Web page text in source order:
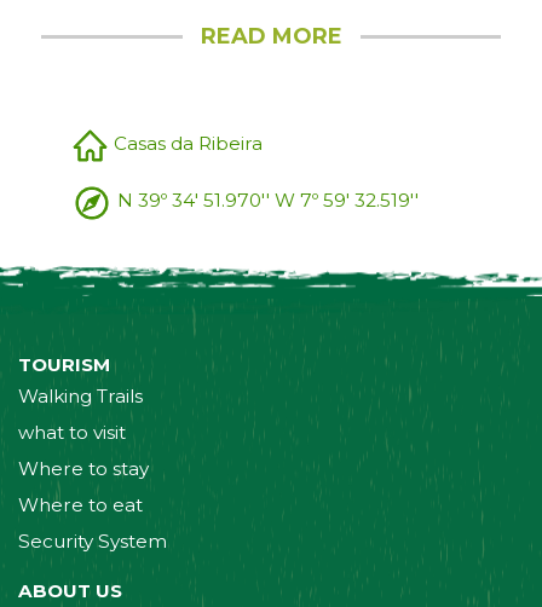
READ MORE
Casas da Ribeira
N 39º 34' 51.970'' W 7º 59' 32.519''
TOURISM
Walking Trails
what to visit
Where to stay
Where to eat
Security System
ABOUT US